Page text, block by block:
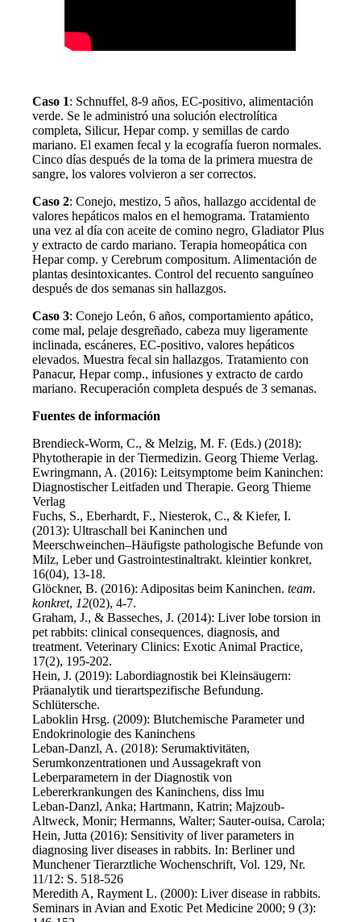
Caso 1: Schnuffel, 8-9 años, EC-positivo, alimentación
verde. Se le administró una solución electrolítica
completa, Silicur, Hepar comp. y semillas de cardo
mariano. El examen fecal y la ecografía fueron normales.
Cinco días después de la toma de la primera muestra de
sangre, los valores volvieron a ser correctos.
Caso 2: Conejo, mestizo, 5 años, hallazgo accidental de
valores hepáticos malos en el hemograma. Tratamiento
una vez al día con aceite de comino negro, Gladiator Plus
y extracto de cardo mariano. Terapia homeopática con
Hepar comp. y Cerebrum compositum. Alimentación de
plantas desintoxicantes. Control del recuento sanguíneo
después de dos semanas sin hallazgos.
Caso 3: Conejo León, 6 años, comportamiento apático,
come mal, pelaje desgreñado, cabeza muy ligeramente
inclinada, escáneres, EC-positivo, valores hepáticos
elevados. Muestra fecal sin hallazgos. Tratamiento con
Panacur, Hepar comp., infusiones y extracto de cardo
mariano. Recuperación completa después de 3 semanas.
Fuentes de información
Brendieck-Worm, C., & Melzig, M. F. (Eds.) (2018):
Phytotherapie in der Tiermedizin. Georg Thieme Verlag.
Ewringmann, A. (2016): Leitsymptome beim Kaninchen:
Diagnostischer Leitfaden und Therapie. Georg Thieme
Verlag
Fuchs, S., Eberhardt, F., Niesterok, C., & Kiefer, I.
(2013): Ultraschall bei Kaninchen und
Meerschweinchen–Häufigste pathologische Befunde von
Milz, Leber und Gastrointestinaltrakt. kleintier konkret,
16(04), 13-18.
Glöckner, B. (2016): Adipositas beim Kaninchen.team.
konkret, 12(02), 4-7.
Graham, J., & Basseches, J. (2014): Liver lobe torsion in
pet rabbits: clinical consequences, diagnosis, and
treatment. Veterinary Clinics: Exotic Animal Practice,
17(2), 195-202.
Hein, J. (2019): Labordiagnostik bei Kleinsäugern:
Präanalytik und tierartspezifische Befundung.
Schlütersche.
Laboklin Hrsg. (2009): Blutchemische Parameter und
Endokrinologie des Kaninchens
Leban-Danzl, A. (2018): Serumaktivitäten,
Serumkonzentrationen und Aussagekraft von
Leberparametern in der Diagnostik von
Lebererkrankungen des Kaninchens, diss lmu
Leban-Danzl, Anka; Hartmann, Katrin; Majzoub-
Altweck, Monir; Hermanns, Walter; Sauter-ouisa, Carola;
Hein, Jutta (2016): Sensitivity of liver parameters in
diagnosing liver diseases in rabbits. In: Berliner und
Munchener Tierarztliche Wochenschrift, Vol. 129, Nr.
11/12: S. 518-526
Meredith A, Rayment L. (2000): Liver disease in rabbits.
Seminars in Avian and Exotic Pet Medicine 2000; 9 (3):